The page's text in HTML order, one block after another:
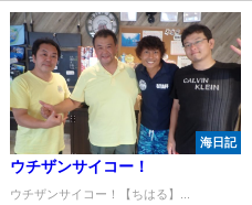
海日記
ウチザンサイコー！
ウチザンサイコー！【ちはる】...